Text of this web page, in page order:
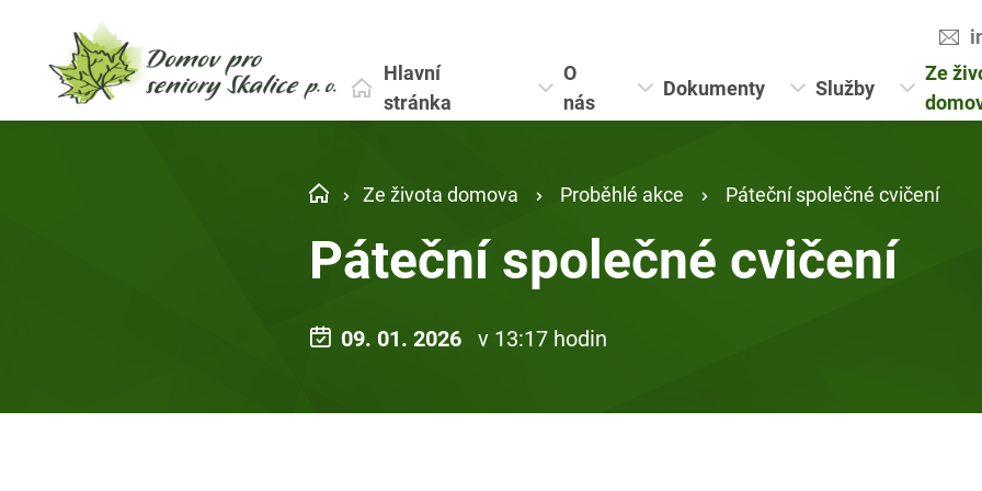
Hlavní
stránka
O
nás
Dokumenty Služby
Ze
Ze života domova Proběhlé akce Páteční společné cvičení
Páteční společné cvičení
09. 01. 2026 v 13:17 hodin